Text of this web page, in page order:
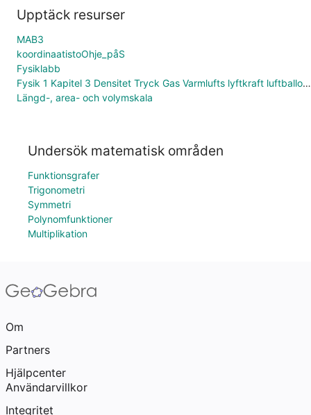
Upptäck resurser
MAB3
koordinaatistoOhje_påS
Fysiklabb
Fysik 1 Kapitel 3 Densitet Tryck Gas Varmlufts lyftkraft luftballong
Längd-, area- och volymskala
Undersök matematisk områden
Funktionsgrafer
Trigonometri
Symmetri
Polynomfunktioner
Multiplikation
Om
Partners
Hjälpcenter
Användarvillkor
Integritet